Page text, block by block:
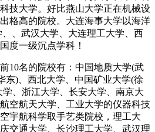
技大学。好比燕山大学正在机械设
格高的院校。大连海事大学以海洋
、武汉大学、大连理工大学、西
度一级沉点学科！
名的院校有：中国地质大学(武
东)、西北大学、中国矿业大学(徐
、浙江大学、长安大学、南京大
空航天大学、工业大学的仪器科技
宇航科学取手艺类院校，理工大
交通大学、长沙理工大学、武汉理